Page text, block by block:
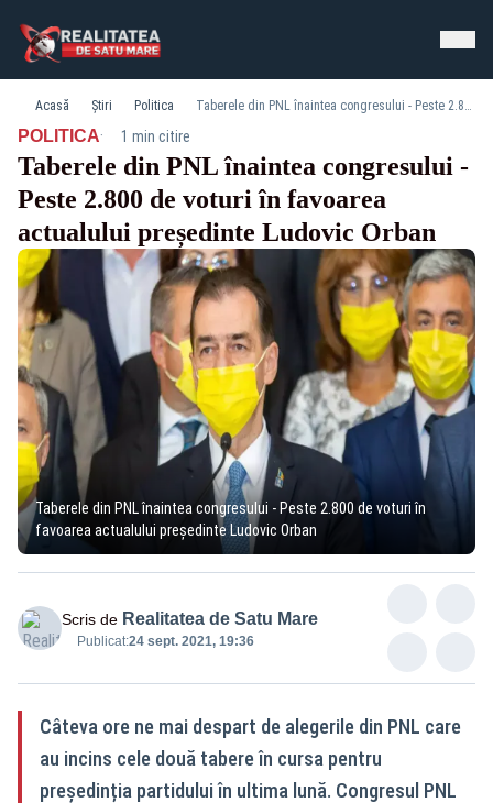
Acasă Știri Politica Taberele din PNL înaintea congresului - Peste 2.800 de voturi în favoarea actualului președinte Ludovic Orban
POLITICA· 1 min citire
Taberele din PNL înaintea congresului -
Peste 2.800 de voturi în favoarea
actualului președinte Ludovic Orban
Taberele din PNL înaintea congresului - Peste 2.800 de voturi în
favoarea actualului președinte Ludovic Orban
Scris de Realitatea de Satu Mare
Publicat:24 sept. 2021, 19:36
Câteva ore ne mai despart de alegerile din PNL care
au incins cele două tabere în cursa pentru
președinția partidului în ultima lună. Congresul PNL